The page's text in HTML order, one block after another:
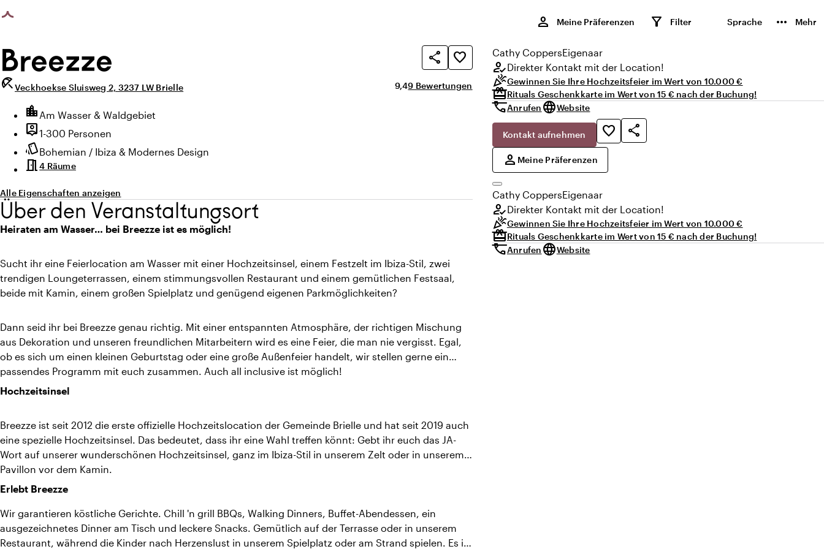
geladen
Meine Präferenzen
person Filter
filter_alt Sprache Mehr
more_horiz
photo_library
Breezze share
favorite_border
beach_accessVeckhoekse Sluisweg 2, 3237 LW Brielle Durchschnittliche Bewertung von 9,4 von 10
9,4Anzahl der Bewertungen: 9
9 Bewertungen
Highlights
location_city Lage und Umgebung
Am Wasser & Waldgebiet
person_pinKapazität
1-300 Personen
styleAmbiente
Bohemian / Ibiza & Modernes Design
meeting_room4 Räume
Alle Eigenschaften anzeigen
Über den Veranstaltungsort
Heiraten am Wasser… bei Breezze ist es möglich!
Sucht ihr eine Feierlocation am Wasser mit einer Hochzeitsinsel, einem Festzelt im Ibiza-Stil, zwei
trendigen Loungeterrassen, einem stimmungsvollen Restaurant und einem gemütlichen Festsaal,
beide mit Kamin, einem großen Spielplatz und genügend eigenen Parkmöglichkeiten?
Dann seid ihr bei Breezze genau richtig. Mit einer entspannten Atmosphäre, der richtigen Mischung
aus Dekoration und unseren freundlichen Mitarbeitern wird es eine Feier, die man nie vergisst. Egal,
ob es sich um einen kleinen Geburtstag oder eine große Außenfeier handelt, wir stellen gerne ein
passendes Programm mit euch zusammen. Auch all inclusive ist möglich!
Hochzeitsinsel
Breezze ist seit 2012 die erste offizielle Hochzeitslocation der Gemeinde Brielle und hat seit 2019 auch
eine spezielle Hochzeitsinsel. Das bedeutet, dass ihr eine Wahl treffen könnt: Gebt ihr euch das JA-
Wort auf unserer wunderschönen Hochzeitsinsel, ganz im Ibiza-Stil in unserem Zelt oder in unserem
Pavillon vor dem Kamin.
Erlebt Breezze
Wir garantieren köstliche Gerichte. Chill 'n grill BBQs, Walking Dinners, Buffet-Abendessen, ein
ausgezeichnetes Dinner am Tisch und leckere Snacks. Gemütlich auf der Terrasse oder in unserem
Restaurant, während die Kinder nach Herzenslust in unserem Spielplatz oder am Strand spielen. Es ist
Cathy CoppersEigenaar
how_to_regDirekter Kontakt mit der Location!
celebrationGewinnen Sie Ihre Hochzeitsfeier im Wert von 10.000 €
redeemRituals Geschenkkarte im Wert von 15 € nach der Buchung!
callAnrufenlanguageWebsite
Kontakt aufnehmen favorite_border
share
person Meine Präferenzen
Cathy CoppersEigenaar
how_to_regDirekter Kontakt mit der Location!
celebrationGewinnen Sie Ihre Hochzeitsfeier im Wert von 10.000 €
redeemRituals Geschenkkarte im Wert von 15 € nach der Buchung!
callAnrufenlanguageWebsite